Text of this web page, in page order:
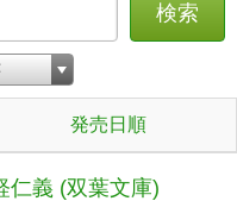
検索
発売日順
仁義 (双葉文庫)